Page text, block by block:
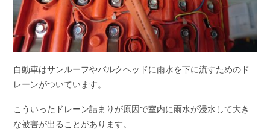
自動車はサンルーフやバルクヘッドに雨水を下に流すためのド
レーンがついています。
こういったドレーン詰まりが原因で室内に雨水が浸水して大き
な被害が出ることがあります。